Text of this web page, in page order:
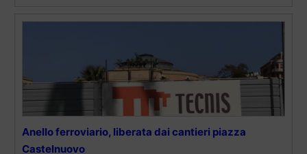
Anello ferroviario, liberata dai cantieri piazza
Castelnuovo